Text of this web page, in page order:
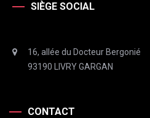
SIÈGE SOCIAL
16, allée du Docteur Bergonié
93190 LIVRY GARGAN
CONTACT